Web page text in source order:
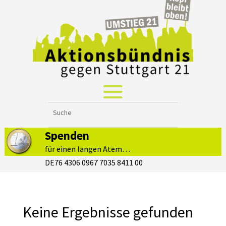
Spenden
für einen langen Atem…
DE76 4306 0967 7035 8411 00
Keine Ergebnisse gefunden